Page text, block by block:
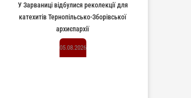
У Зарваниці відбулися реколекції для
катехитів Тернопільсько-Зборівської
архиєпархії
05.08.2026